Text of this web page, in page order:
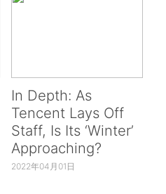
In Depth: As
Tencent Lays Off
Staff, Is Its ‘Winter’
Approaching?
2022年04月01日